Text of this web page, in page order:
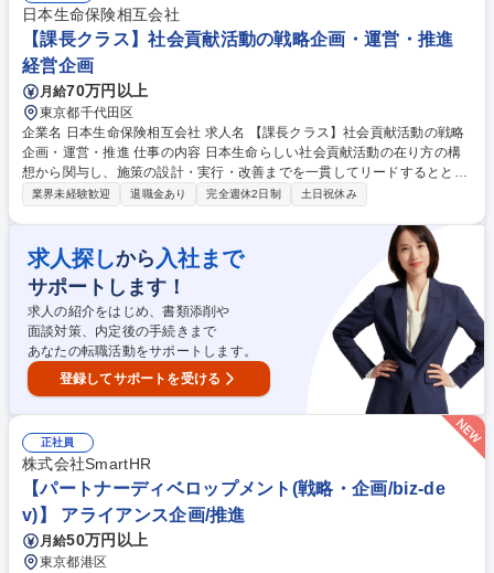
す。 【詳細】■新たなサービスアイデアを創出 ■仮説検証を重ねながら形
成、事業構想・価値設計・関係部署連携を通じて持続可能なサービスとし
て推進 ■チームマネジメント 募集職種 【東京】新規事業 プラットフォー
ムハウスの企画開発・推進
日本生命保険相互会社
【課長クラス】社会貢献活動の戦略企画・運営・推進
経営企画
月給70万円以上
東京都千代田区
企業名 日本生命保険相互会社 求人名 【課長クラス】社会貢献活動の戦略
企画・運営・推進 仕事の内容 日本生命らしい社会貢献活動の在り方の構
想から関与し、施策の設計・実行・改善までを一貫してリードするととも
に、社内外の多様な関係者を巻き込みながら、全社的な取組として展開し
画・推進および統括■複数施策・プロジェクトの進捗/課題/リソース管理等
のプロジェクト・チームマネジメント、高度化・展開■既存施策（教育支
援・ボランティア・環境保全等）の高度化・横展開の推進■新規社会貢献
事業の企画・立ち上げ■社内関係部門・外部パートナー（NPO・自治体
等）との連携・合意形成・協働■インナー/アウターブランディング戦略の
企画・推進 募集職種 【課長クラス】社会貢献活動の戦略企画・運営・推
進
業界未経験歓迎 退職金あり 完全週休2日制 土日祝休み
求人探しから 入社まで
サポートします！
求人の紹介をはじめ、書類添削や
面談対策、内定後の手続きまで
あなたの転職活動をサポートします。
登録してサポートを受ける
正社員
株式会社SmartHR
【パートナーディベロップメント(戦略・企画/biz-de
v)】 アライアンス企画/推進
月給50万円以上
東京都港区